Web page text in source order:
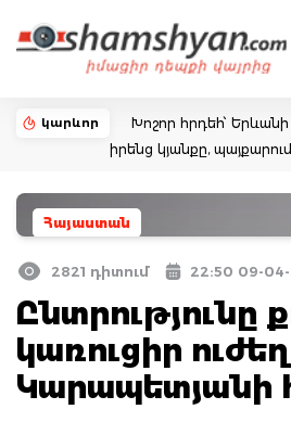
կարևոր
Խոշոր հրդեհ՝
իրենց կյանքը,
Հայաստան
2821 դիտում 22:50 09-
Ընտրությունը
կառուցիր
Կարապետյանի